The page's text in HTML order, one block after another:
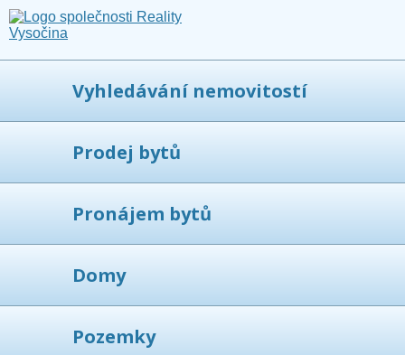
Vyhledávání nemovitostí
Prodej bytů
Pronájem bytů
Domy
Pozemky